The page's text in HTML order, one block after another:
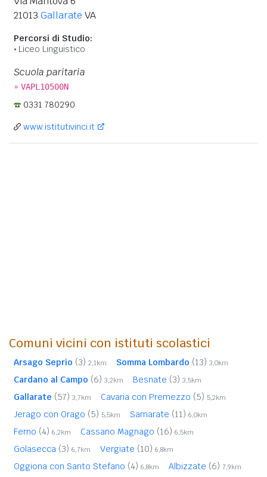
21013 Gallarate VA
Percorsi di Studio:
Liceo Linguistico
Scuola paritaria
» VAPL10500N
0331 780290
www.istitutivinci.it
Comuni vicini con istituti scolastici
Arsago Seprio (3) 2,1km Somma Lombardo (13) 3,0km
Cardano al Campo (6) 3,2km Besnate (3) 3,5km
Gallarate (57) 3,7km Cavaria con Premezzo (5) 5,2km
Jerago con Orago (5) 5,5km Samarate (11) 6,0km
Ferno (4) 6,2km Cassano Magnago (16) 6,5km
Golasecca (3) 6,7km Vergiate (10) 6,8km
Oggiona con Santo Stefano (4) 6,8km Albizzate (6) 7,9km